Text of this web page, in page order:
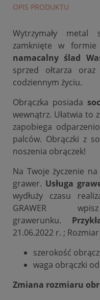
OPIS PRODUKTU
Wytrzymały metal
zamknięte w formie
namacalny ślad
sprzed ołtarza
codziennym życiu.
Obrączka posiada
wewnątrz. Ułatwia to
zapobiega
palców. Obrączki z
noszenia obrączek!
Na Twoje życzenie
grawer. Usługa
wydłuży czasu
GRAWER
grawerunku.
21.06.2022 r. ;
szerokość
waga obrączki
Zmiana rozmiaru